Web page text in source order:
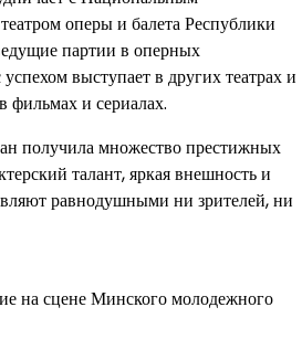
оперы и балета Республики
партии в оперных
выступает в других театрах и
фильмах и сериалах.
получила множество престижных
талант, яркая внешность и
равнодушными ни зрителей, ни
на сцене Минского молодежного